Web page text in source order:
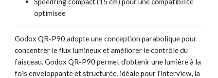
optimisée
Godox QR-P90 adopte une conception parabolique pour
concentrer le flux lumineux et améliorer le contrôle du
faisceau. Godox QR-P90 permet d’obtenir une lumière à la
fois enveloppante et structurée, idéale pour l’interview, la